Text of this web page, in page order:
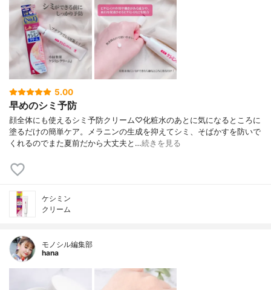
5.00
早めのシミ予防
顔全体にも使えるシミ予防クリーム♡化粧水のあとに気になるところに
塗るだけの簡単ケア。メラニンの生成を抑えてシミ、そばかすを防いで
くれるのでまた夏前だから大丈夫と…続きを見る
ケシミン
クリーム
モノシル編集部
hana